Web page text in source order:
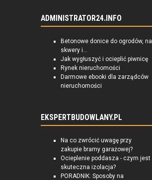
ADMINISTRATOR24.INFO
Betonowe donice do ogrodów, na
skwery i...
Jak wygłuszyć i ocieplić piwnicę
Rynek nieruchomości
Darmowe ebooki dla zarządców
nieruchomości
EKSPERTBUDOWLANY.PL
Na co zwrócić uwagę przy
zakupie bramy garażowej?
Ocieplenie poddasza - czym jest
skuteczna izolacja?
PORADNIK: Sposoby na